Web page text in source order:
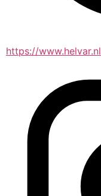
https://www.helvar.nl